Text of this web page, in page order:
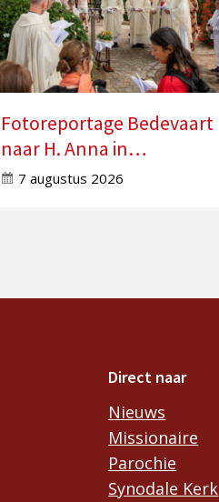
Fotoreportage Bedevaart
naar H. Anna in
Molenschot
7 augustus 2026
Direct naar
Nieuws
Missionaire
Parochie
Synodale Kerk